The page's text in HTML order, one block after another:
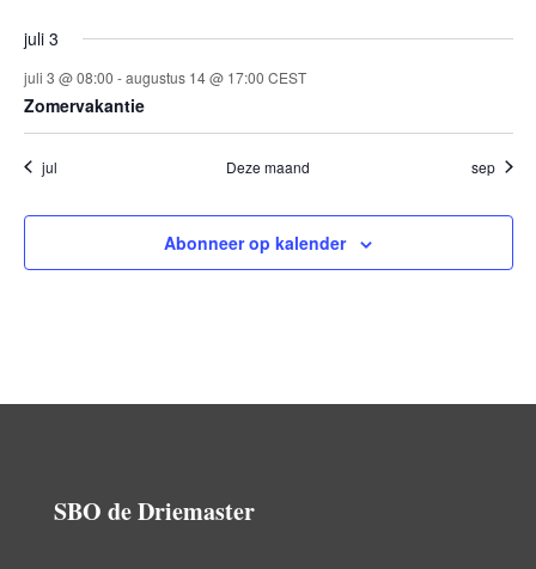
juli 3
juli 3 @ 08:00 -augustus 14 @ 17:00 CEST
Zomervakantie
jul Deze maand sep
Abonneer op kalender
SBO de Driemaster